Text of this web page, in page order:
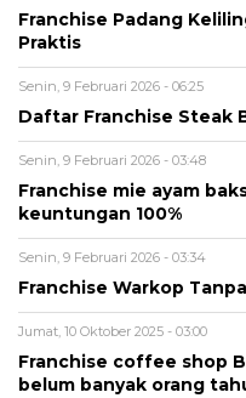
Franchise Padang
Praktis
Senin, 9 Februari 2026 - 06:25
Daftar Franchise Steak
Senin, 9 Februari 2026 - 03:48
Franchise mie ayam
keuntungan 100%
Senin, 9 Februari 2026 - 03:34
Franchise Warkop
Jumat, 10 Oktober 2025 - 03:00
Franchise coffee shop
belum banyak orang